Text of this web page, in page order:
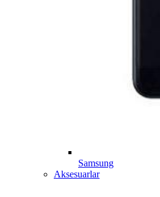
Samsung
Aksesuarlar